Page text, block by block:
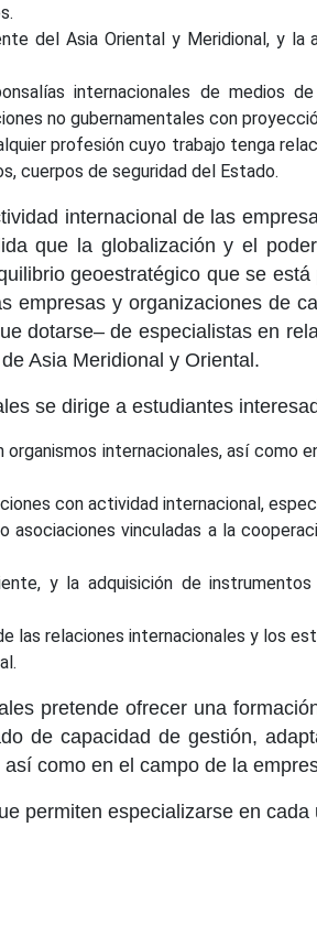
del Asia Oriental y Meridional, y
internacionales de medios
no gubernamentales con
profesión cuyo trabajo tenga
cuerpos de seguridad del Estado.
internacional de las
que la globalización y el
geoestratégico que se
empresas y organizaciones de
dotarse– de especialistas en
Asia Meridional y Oriental.
se dirige a estudiantes
internacionales, así
con actividad internacional,
asociaciones vinculadas a la
y la adquisición de
las relaciones internacionales y los
pretende ofrecer una
de capacidad de gestión,
como en el campo de la
permiten especializarse en